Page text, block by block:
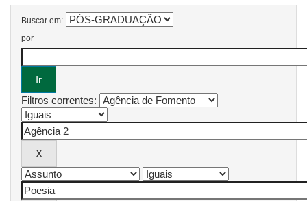
Buscar em:
por
Filtros correntes: